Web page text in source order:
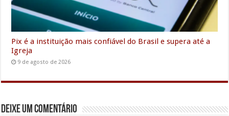
Pix é a instituição mais confiável do Brasil e supera até a
Igreja
9 de agosto de 2026
Deixe um comentário